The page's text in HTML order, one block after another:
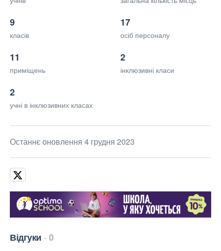
9
класів
17
осіб персоналу
11
приміщень
2
інклюзивні класи
2
учні в інклюзивних класах
Останнє оновлення 4 грудня 2023
Відгуки 0